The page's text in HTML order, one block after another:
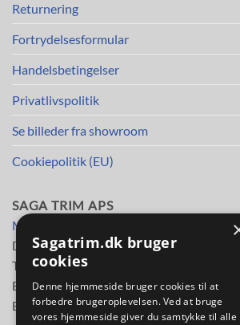
Returnering
Fortrydelsesformular
Handelsbetingelser
Privatlivspolitik
Se billeder fra showroom
Cookiepolitik (EU)
SAGA TRIM APS
Mileparken 30
DK-2730 Herlev
Telefon38 11 48 11
E-mail:info@sagatrim.dk
E-mail besvares normalt inden for 3
Sagatrim.dk bruger
cookies
Denne hjemmeside bruger cookies til at
forbedre brugeroplevelsen. Ved at bruge
vores hjemmeside giver du samtykke til alle